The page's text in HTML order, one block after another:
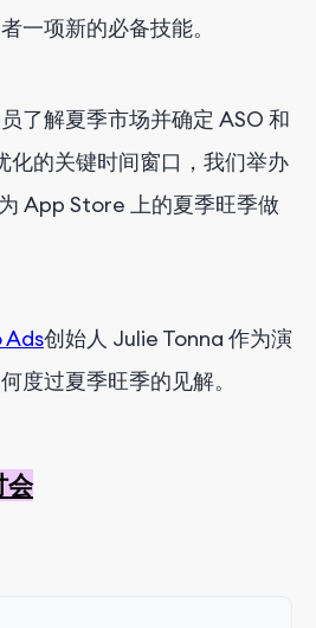
一项新的必备技能。
了解夏季市场并确定 ASO 和
的关键时间窗口，我们举办
App Store 上的夏季旺季做
Ads创始人 Julie Tonna 作为演
度过夏季旺季的见解。
会